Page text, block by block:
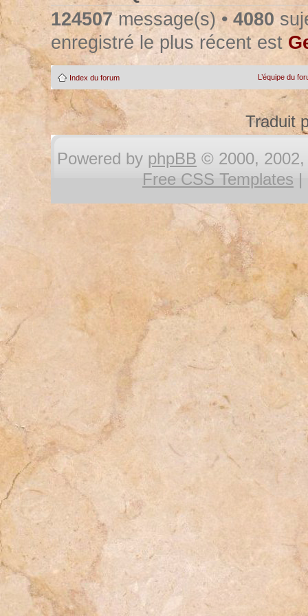
124507message(s) • 4080
enregistré le plus récent est
Index du forum L’équipe du
Traduit
Powered by phpBB © 2000, 2002,
Free CSS Templates |